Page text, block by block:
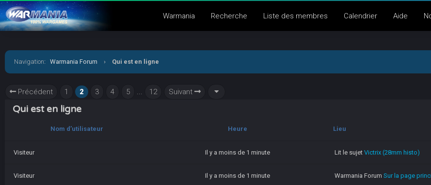
Warmania Recherche Liste des membres Calendrier Aide
Navigation: Warmania Forum › Qui est en ligne
Précédent 1 2 3 4 5 ... 12 Suivant
Qui est en ligne
Nom d’utilisateur Heure Lieu
Visiteur Il y a moins de 1 minute Lit le sujet Victrix (28mm histo)
Visiteur Il y a moins de 1 minute Warmania Forum Sur la page